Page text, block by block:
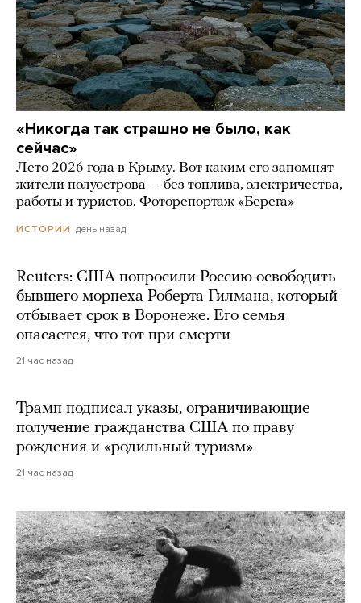
«Никогда так страшно не было, как
сейчас»
Лето 2026 года в Крыму. Вот каким его запомнят
жители полуострова — без топлива, электричества,
работы и туристов. Фоторепортаж «Берега»
ИСТОРИИ день назад
Reuters: США попросили Россию освободить
бывшего морпеха Роберта Гилмана, который
отбывает срок в Воронеже. Его семья
опасается, что тот при смерти
21 час назад
Трамп подписал указы, ограничивающие
получение гражданства США по праву
рождения и «родильный туризм»
21 час назад